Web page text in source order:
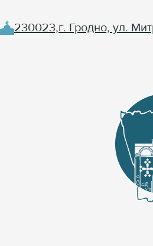
230023,г. Гродно, ул.